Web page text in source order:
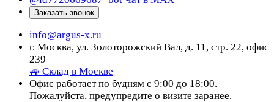
Заказать звонок
info@argus-x.ru
г. Москва, ул. Золоторожский Вал, д. 11, стр. 22, офис
239
🚙 Склад в Москве
Офис работает по будням с 9:00 до 18:00.
Пожалуйста, предупредите о визите заранее.